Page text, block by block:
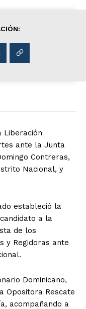
Liberación
ante la Junta
Contreras,
Nacional, y
estableció la
a la
de los
y Regidoras ante
Dominicano,
Opositora Rescate
acompañando a